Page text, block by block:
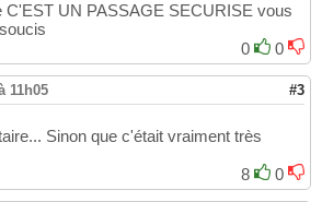
C'EST UN PASSAGE SECURISE vous
0
0
11h05 #3
Sinon que c'était vraiment très
8
0